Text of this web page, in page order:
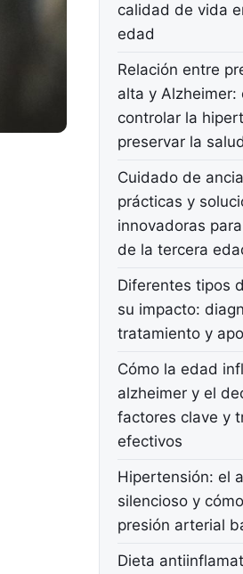
calidad de vida
edad
Relación entre
alta y Alzheimer:
controlar la
preservar la
Cuidado de
prácticas y
innovadoras
de la tercera
Diferentes tipos
su impacto:
tratamiento y
Cómo la edad
alzheimer y el
factores clave y
efectivos
Hipertensión: el
silencioso y
presión arterial
Dieta